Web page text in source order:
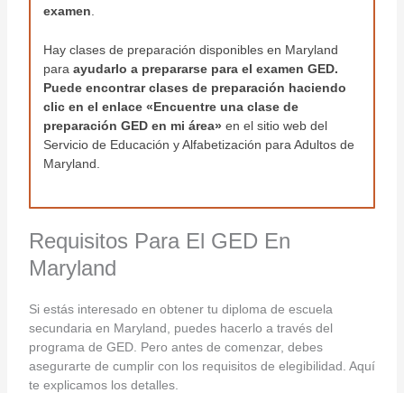
examen
Hay clases de preparación disponibles en Maryland
para ayudarlo a prepararse para el examen GED.
Puede encontrar clases de preparación haciendo
clic en el enlace «Encuentre una clase de
preparación GED en mi área» en el sitio web del
Servicio de Educación y Alfabetización para Adultos de
Maryland.
Requisitos Para El GED En
Maryland
Si estás interesado en obtener tu diploma de escuela
secundaria en Maryland, puedes hacerlo a través del
programa de GED. Pero antes de comenzar, debes
asegurarte de cumplir con los requisitos de elegibilidad. Aquí
te explicamos los detalles.